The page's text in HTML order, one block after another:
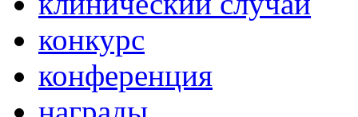
конкурс
конференция